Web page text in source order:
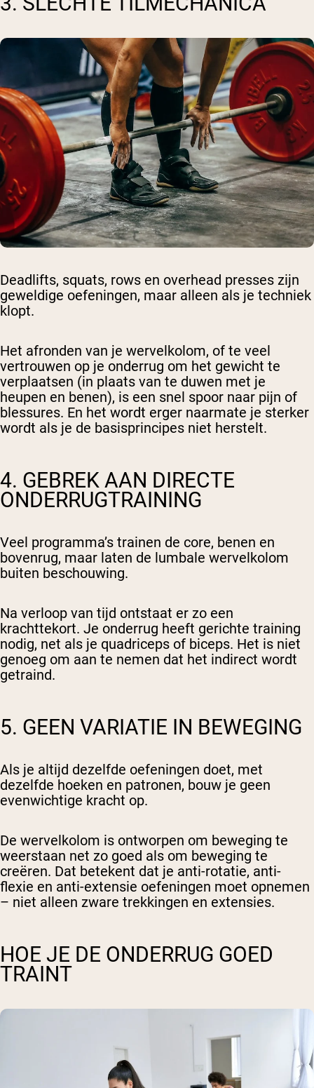
Deadlifts, squats, rows en overhead presses zijn
geweldige oefeningen, maar alleen als je techniek
klopt.
Het afronden van je wervelkolom, of te veel
vertrouwen op je onderrug om het gewicht te
verplaatsen (in plaats van te duwen met je
heupen en benen), is een snel spoor naar pijn of
blessures. En het wordt erger naarmate je sterker
wordt als je de basisprincipes niet herstelt.
4. GEBREK AAN DIRECTE
ONDERRUGTRAINING
Veel programma’s trainen de core, benen en
bovenrug, maar laten de lumbale wervelkolom
buiten beschouwing.
Na verloop van tijd ontstaat er zo een
krachttekort. Je onderrug heeft gerichte training
nodig, net als je quadriceps of biceps. Het is niet
genoeg om aan te nemen dat het indirect wordt
getraind.
5. GEEN VARIATIE IN BEWEGING
Als je altijd dezelfde oefeningen doet, met
dezelfde hoeken en patronen, bouw je geen
evenwichtige kracht op.
De wervelkolom is ontworpen om beweging te
weerstaan net zo goed als om beweging te
creëren. Dat betekent dat je anti-rotatie, anti-
flexie en anti-extensie oefeningen moet opnemen
– niet alleen zware trekkingen en extensies.
HOE JE DE ONDERRUG GOED
TRAINT